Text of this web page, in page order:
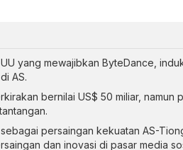
yang mewajibkan ByteDance,
AS.
bernilai US$ 50 miliar, namun
persaingan kekuatan AS-
dan inovasi di pasar media